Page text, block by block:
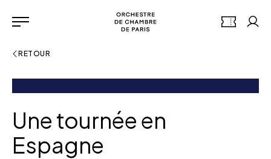
Orchestre de chambre
Menu
RETOUR
Une tournée en
Espagne